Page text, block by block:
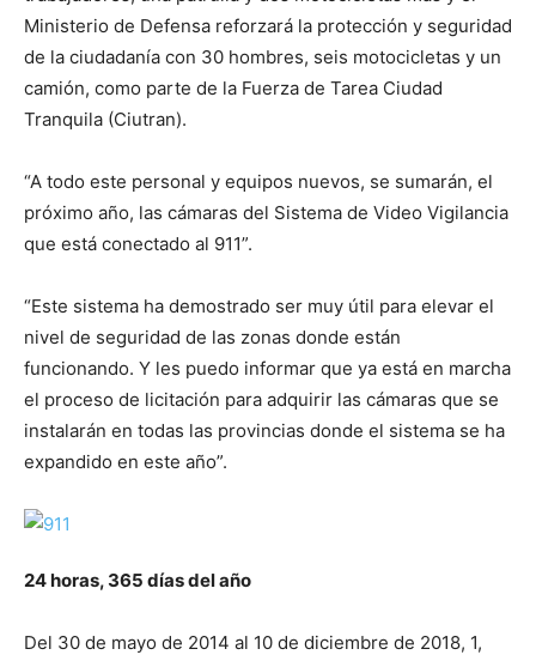
Ministerio de Defensa reforzará la protección y seguridad
de la ciudadanía con 30 hombres, seis motocicletas y un
camión, como parte de la Fuerza de Tarea Ciudad
Tranquila (Ciutran).
“A todo este personal y equipos nuevos, se sumarán, el
próximo año, las cámaras del Sistema de Video Vigilancia
que está conectado al 911”.
“Este sistema ha demostrado ser muy útil para elevar el
nivel de seguridad de las zonas donde están
funcionando. Y les puedo informar que ya está en marcha
el proceso de licitación para adquirir las cámaras que se
instalarán en todas las provincias donde el sistema se ha
expandido en este año”.
24 horas, 365 días del año
Del 30 de mayo de 2014 al 10 de diciembre de 2018, 1,